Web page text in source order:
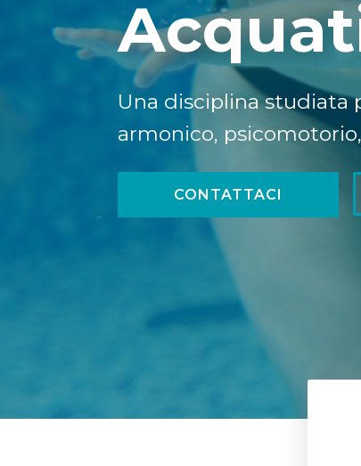
Una disciplina studiata
armonico,
CONTATTACI